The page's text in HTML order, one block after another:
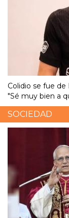
Colidio se fue de
"Sé muy bien a
SOCIEDAD